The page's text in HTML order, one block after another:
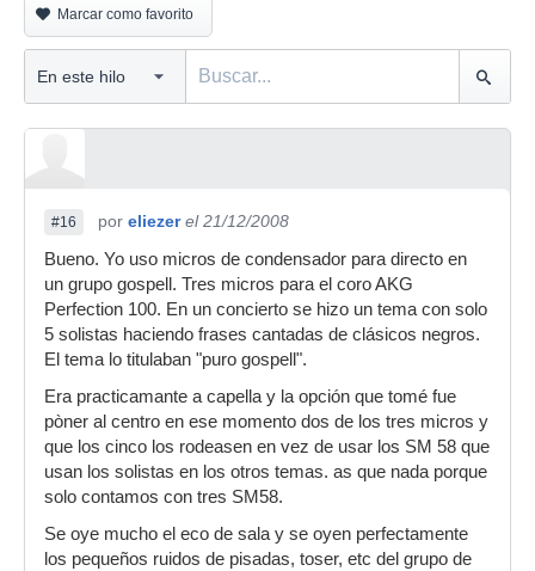
Marcar como favorito
#16 por eliezer el 21/12/2008
Bueno. Yo uso micros de condensador para directo en
un grupo gospell. Tres micros para el coro AKG
Perfection 100. En un concierto se hizo un tema con solo
5 solistas haciendo frases cantadas de clásicos negros.
El tema lo titulaban "puro gospell".
Era practicamante a capella y la opción que tomé fue
pòner al centro en ese momento dos de los tres micros y
que los cinco los rodeasen en vez de usar los SM 58 que
usan los solistas en los otros temas. as que nada porque
solo contamos con tres SM58.
Se oye mucho el eco de sala y se oyen perfectamente
los pequeños ruidos de pisadas, toser, etc del grupo de